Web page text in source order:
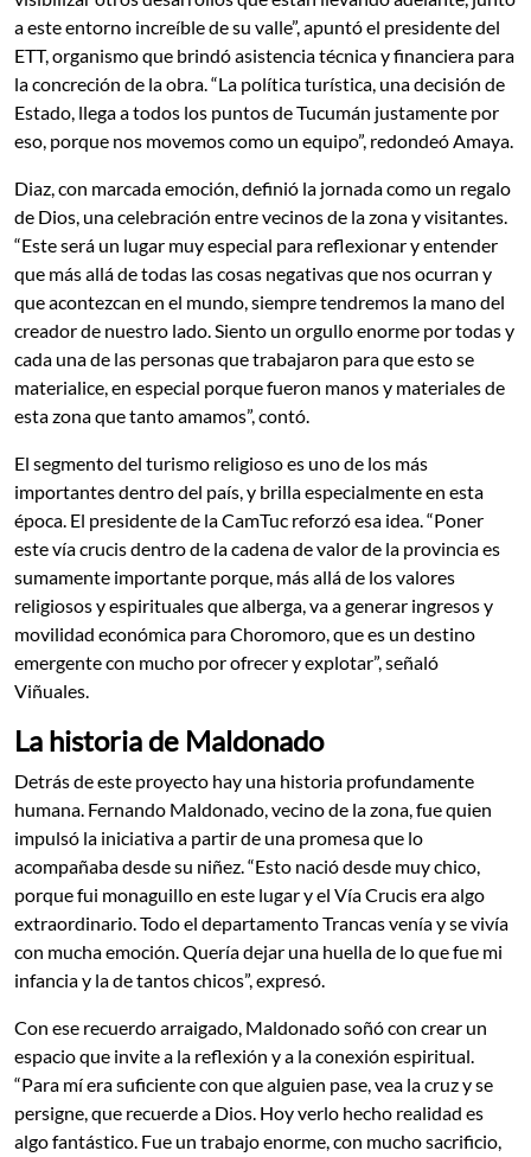
a este entorno increíble de su valle”, apuntó el presidente del
ETT, organismo que brindó asistencia técnica y financiera para
la concreción de la obra. “La política turística, una decisión de
Estado, llega a todos los puntos de Tucumán justamente por
eso, porque nos movemos como un equipo”, redondeó Amaya.
Diaz, con marcada emoción, definió la jornada como un regalo
de Dios, una celebración entre vecinos de la zona y visitantes.
“Este será un lugar muy especial para reflexionar y entender
que más allá de todas las cosas negativas que nos ocurran y
que acontezcan en el mundo, siempre tendremos la mano del
creador de nuestro lado. Siento un orgullo enorme por todas y
cada una de las personas que trabajaron para que esto se
materialice, en especial porque fueron manos y materiales de
esta zona que tanto amamos”, contó.
El segmento del turismo religioso es uno de los más
importantes dentro del país, y brilla especialmente en esta
época. El presidente de la CamTuc reforzó esa idea. “Poner
este vía crucis dentro de la cadena de valor de la provincia es
sumamente importante porque, más allá de los valores
religiosos y espirituales que alberga, va a generar ingresos y
movilidad económica para Choromoro, que es un destino
emergente con mucho por ofrecer y explotar”, señaló
Viñuales.
La historia de Maldonado
Detrás de este proyecto hay una historia profundamente
humana. Fernando Maldonado, vecino de la zona, fue quien
impulsó la iniciativa a partir de una promesa que lo
acompañaba desde su niñez. “Esto nació desde muy chico,
porque fui monaguillo en este lugar y el Vía Crucis era algo
extraordinario. Todo el departamento Trancas venía y se vivía
con mucha emoción. Quería dejar una huella de lo que fue mi
infancia y la de tantos chicos”, expresó.
Con ese recuerdo arraigado, Maldonado soñó con crear un
espacio que invite a la reflexión y a la conexión espiritual.
“Para mí era suficiente con que alguien pase, vea la cruz y se
persigne, que recuerde a Dios. Hoy verlo hecho realidad es
algo fantástico. Fue un trabajo enorme, con mucho sacrificio,